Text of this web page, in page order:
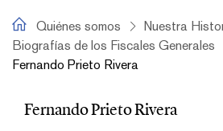
Fernando Prieto Rivera
Quiénes somos
Nuestra
Biografías de los Fiscales Generales
Fernando Prieto Rivera
Fernando Prieto
Fernando Prieto Rivera